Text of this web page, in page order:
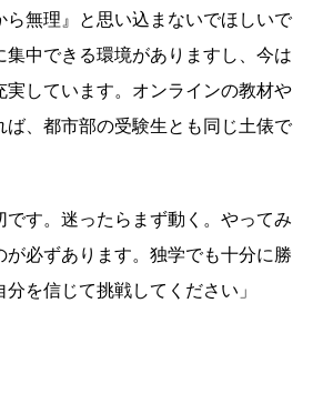
ら無理』と思い込まないでほしいで
集中できる環境がありますし、今は
実しています。オンラインの教材や
ば、都市部の受験生とも同じ土俵で
です。迷ったらまず動く。やってみ
が必ずあります。独学でも十分に勝
を信じて挑戦してください」